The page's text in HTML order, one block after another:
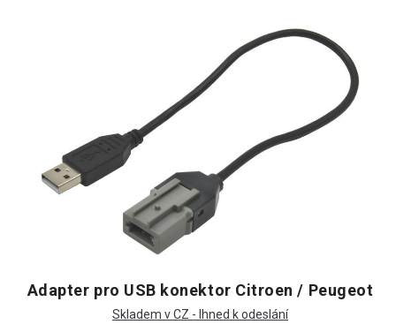
Adapter pro USB konektor Citroen / Peugeot
Skladem v CZ - Ihned k odeslání